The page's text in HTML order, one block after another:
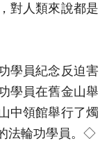
對人類來說都是
學員紀念反迫害
學員在舊金山舉
中領館舉行了燭
法輪功學員。◇